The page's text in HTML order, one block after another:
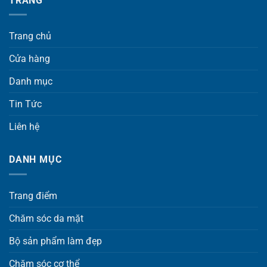
Sử dụng sản phẩm Phấn Nước 5M Baby Skin
tác hại của môi trường và duy trì vẻ đẹp tự nhiên suốt
cả ngày.
Câu Hỏi Liên Quan
hợp với loại da nào?
loại da, bao gồm da dầu, da khô, da hỗn hợp và da
nhạy cảm nhờ vào các thành phần dưỡng ẩm và
Phấn nước 5M Baby Skin Cushion có khả năng
Trang chủ
Cửa hàng
Danh mục
Tin Tức
Liên hệ
DANH MỤC
Trang điểm
Chăm sóc da mặt
Bộ sản phẩm làm đẹp
Chăm sóc cơ thể